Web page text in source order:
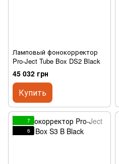
Ламповый фонокорректор
Pro-Ject Tube Box DS2 Black
45 032 грн
Купить
7
6